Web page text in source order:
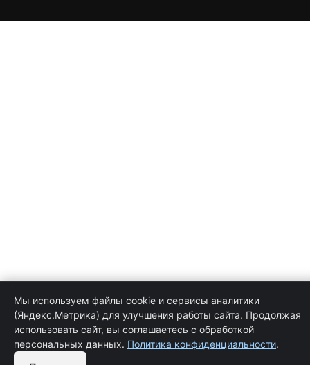
Мы используем файлы cookie и сервисы аналитики
(Яндекс.Метрика) для улучшения работы сайта. Продолжая
использовать сайт, вы соглашаетесь с обработкой
персональных данных. Политика конфиденциальности.
Обратная связь